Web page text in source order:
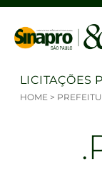
Ir para o
LICITAÇÕES
HOME >